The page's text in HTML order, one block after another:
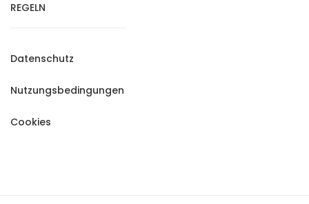
REGELN
Datenschutz
Nutzungsbedingungen
Cookies